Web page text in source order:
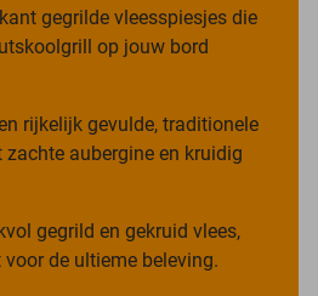
gegrilde vleesspiesjes die
op jouw bord
rijkelijk gevulde, traditionele
aubergine en kruidig
gegrild en gekruid vlees,
de ultieme beleving.